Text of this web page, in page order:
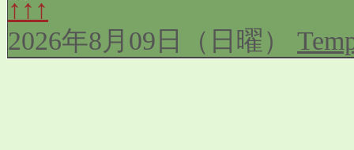
↑↑↑
2026年8月09日（日曜）